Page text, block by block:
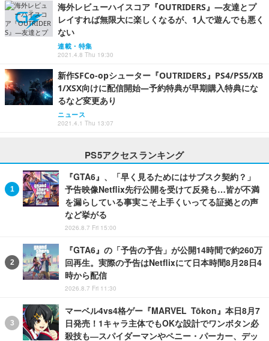
海外レビューハイスコア『OUTRIDERS』―友達とプ
レイすれば無限大に楽しくなるが、1人で遊んでも悪く
ない
連載・特集
2021.4.8 Thu 19:30
新作SFCo-opシューター『OUTRIDERS』PS4/PS5/XB
1/XSX向けに配信開始―予約特典が早期購入特典にな
るなど変更あり
ニュース
2021.4.1 Thu 13:07
PS5アクセスランキング
『GTA6』、「早く見るためにはサブスク契約？」
予告映像Netflix先行公開を受けて反発も…皆が不満
を漏らしている事実こそ上手くいってる証拠との声
など挙がる
2026.8.7 Fri 15:00
『GTA6』の「予告の予告」が公開14時間で約260万
回再生。実際の予告はNetflixにて日本時間8月28日4
時から配信
2026.8.7 Fri 11:30
マーベル4vs4格ゲー『MARVEL Tōkon』本日8月7
日発売！1キャラ主体でもOKな設計でワンボタン必
殺技も―スパイダーマンやペニー・パーカー、デッ